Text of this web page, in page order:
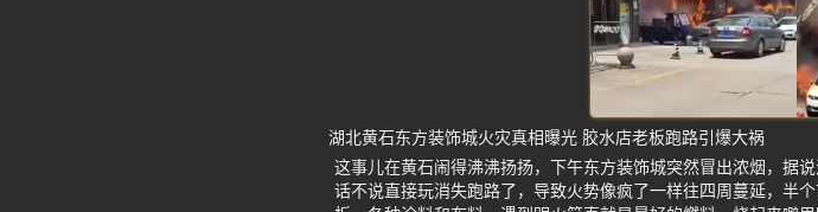
湖北黄石东方装饰城火灾真相曝光 胶水店老板跑路引爆大祸
这事儿在黄石闹得沸沸扬扬，下午东方装饰城突然冒出浓烟，据
话不说直接玩消失跑路了，导致火势像疯了一样往四周蔓延，半